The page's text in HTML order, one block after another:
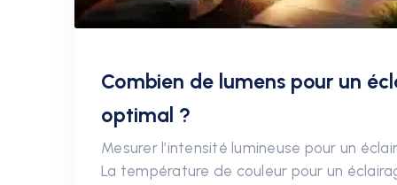
Combien de lumens pour un
optimal ?
Mesurer l’intensité lumineuse pour un
La température de couleur pour un